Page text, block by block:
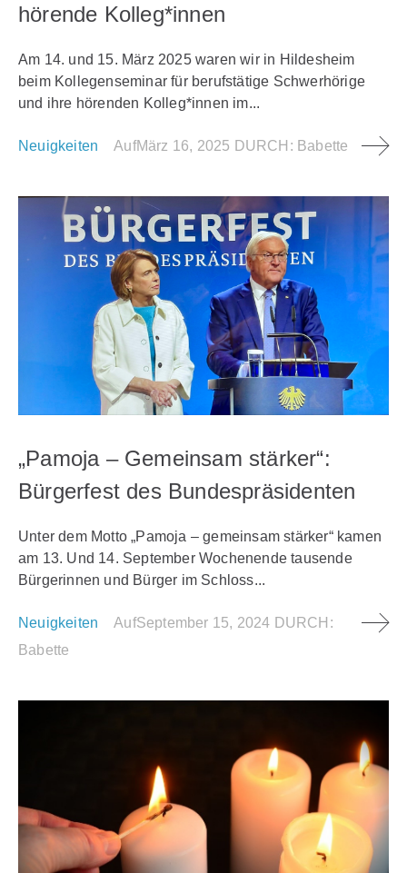
hörende Kolleg*innen
Am 14. und 15. März 2025 waren wir in Hildesheim
beim Kollegenseminar für berufstätige Schwerhörige
und ihre hörenden Kolleg*innen im...
Neuigkeiten AufMärz 16, 2025 DURCH: Babette
„Pamoja – Gemeinsam stärker“:
Bürgerfest des Bundespräsidenten
Unter dem Motto „Pamoja – gemeinsam stärker“ kamen
am 13. Und 14. September Wochenende tausende
Bürgerinnen und Bürger im Schloss...
Neuigkeiten AufSeptember 15, 2024 DURCH:
Babette